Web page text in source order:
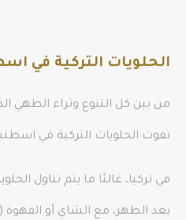
الحلويات التركية في
من بين كل التنوع وثراء الطهي
تفوت الحلويات التركية في
في تركيا، غالبًا ما يتم تناول
بعد الظهر، مع الشاي أو القهوة